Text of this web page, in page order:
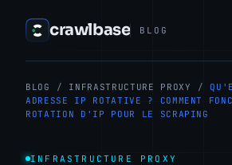
crawlbase BLOG
BLOG / INFRASTRUCTURE PROXY /
ADRESSE IP ROTATIVE ? COMMENT
ROTATION D'IP POUR LE SCRAPING
INFRASTRUCTURE PROXY